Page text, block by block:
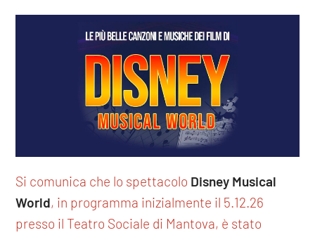
Si comunica che lo spettacolo Disney Musical
World, in programma inizialmente il 5.12.26
presso il Teatro Sociale di Mantova, è stato